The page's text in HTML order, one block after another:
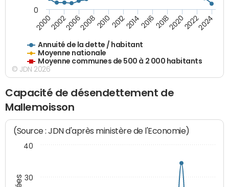
Annuité de la dette / habitant
Moyenne nationale
Moyenne communes de 500 à 2 000 habitants
200020022006200820102012201420162018202020222024
0
© JDN 2026
Capacité de désendettement de
Mallemoisson
(Source : JDN d'après ministère de l'Economie)
30
40